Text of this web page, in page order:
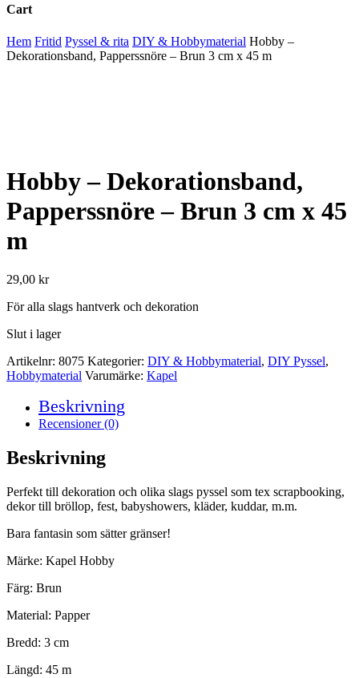
Cart
Close
Cart
Hem Fritid Pyssel & rita DIY & Hobbymaterial Hobby –
Dekorationsband, Papperssnöre – Brun 3 cm x 45 m
Hobby – Dekorationsband,
Papperssnöre – Brun 3 cm x 45
m
29,00 kr
För alla slags hantverk och dekoration
Slut i lager
Artikelnr: 8075 Kategorier: DIY & Hobbymaterial, DIY Pyssel,
Hobbymaterial Varumärke: Kapel
Beskrivning
Recensioner (0)
Beskrivning
Perfekt till dekoration och olika slags pyssel som tex scrapbooking,
dekor till bröllop, fest, babyshowers, kläder, kuddar, m.m.
Bara fantasin som sätter gränser!
Märke: Kapel Hobby
Färg: Brun
Material: Papper
Bredd: 3 cm
Längd: 45 m